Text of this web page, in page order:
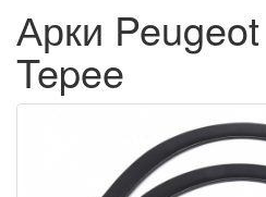
Арки
Tepee